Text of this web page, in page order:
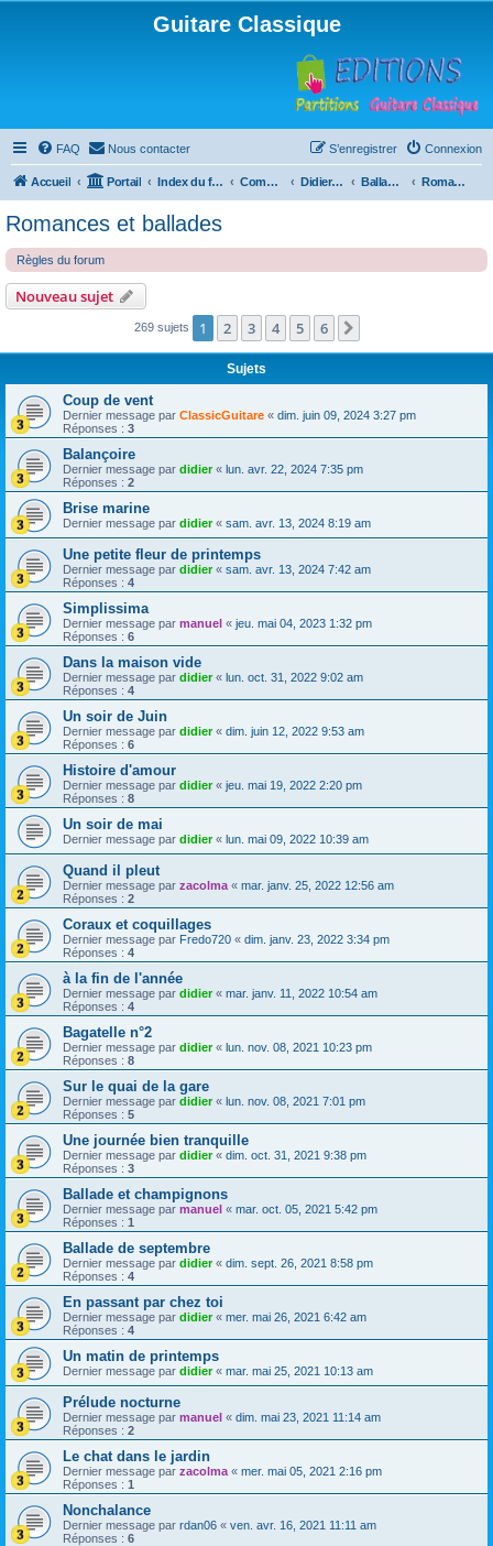
Guitare Classique
FAQ Nous contacter Connexion
S’enregistrer
Accueil Portail Index du forum Compositions Didierland Ballades et autres réveries Romances et ballades
Romances et ballades
Règles du forum
Nouveau sujet
269 sujets 1 2 3 4 5 6
Sujets
Coup de vent
Dernier message par ClassicGuitare « dim. juin 09, 2024 3:27 pm
Réponses : 3
Balançoire
Dernier message par didier« lun. avr. 22, 2024 7:35 pm
Réponses : 2
Brise marine
Dernier message par didier« sam. avr. 13, 2024 8:19 am
Une petite fleur de printemps
Dernier message par didier« sam. avr. 13, 2024 7:42 am
Réponses : 4
Simplissima
Dernier message par manuel « jeu. mai 04, 2023 1:32 pm
Réponses : 6
Dans la maison vide
Dernier message par didier« lun. oct. 31, 2022 9:02 am
Réponses : 4
Un soir de Juin
Dernier message par didier« dim. juin 12, 2022 9:53 am
Réponses : 6
Histoire d'amour
Dernier message par didier« jeu. mai 19, 2022 2:20 pm
Réponses : 8
Un soir de mai
Dernier message par didier« lun. mai 09, 2022 10:39 am
Quand il pleut
Dernier message par zacolma « mar. janv. 25, 2022 12:56 am
Réponses : 2
Coraux et coquillages
Dernier message par Fredo720 « dim. janv. 23, 2022 3:34 pm
Réponses : 4
à la fin de l'année
Dernier message par didier« mar. janv. 11, 2022 10:54 am
Réponses : 4
Bagatelle n°2
Dernier message par didier« lun. nov. 08, 2021 10:23 pm
Réponses : 8
Sur le quai de la gare
Dernier message par didier« lun. nov. 08, 2021 7:01 pm
Réponses : 5
Une journée bien tranquille
Dernier message par didier« dim. oct. 31, 2021 9:38 pm
Réponses : 3
Ballade et champignons
Dernier message par manuel « mar. oct. 05, 2021 5:42 pm
Réponses : 1
Ballade de septembre
Dernier message par didier« dim. sept. 26, 2021 8:58 pm
Réponses : 4
En passant par chez toi
Dernier message par didier« mer. mai 26, 2021 6:42 am
Réponses : 4
Un matin de printemps
Dernier message par didier« mar. mai 25, 2021 10:13 am
Prélude nocturne
Dernier message par manuel « dim. mai 23, 2021 11:14 am
Réponses : 2
Le chat dans le jardin
Dernier message par zacolma « mer. mai 05, 2021 2:16 pm
Réponses : 1
Nonchalance
Dernier message par rdan06 « ven. avr. 16, 2021 11:11 am
Réponses : 6